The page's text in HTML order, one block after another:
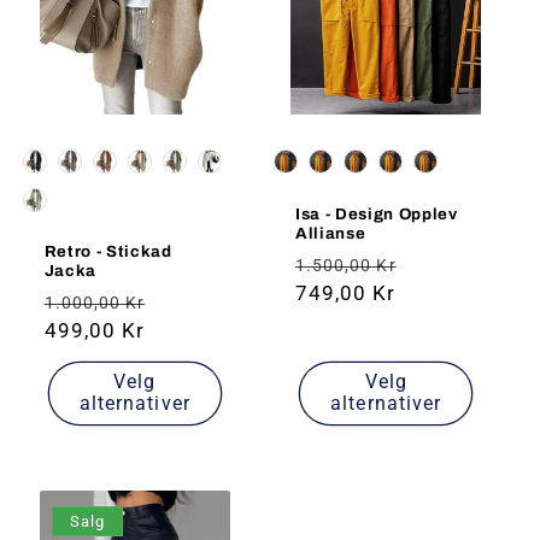
Farge
Retro - Stickad
Jacka
Vanlig
pris
1.000,00 Kr
499,00 Kr
Velg
alternativer
Farge
Isa - Design Opplev
Allianse
Vanlig
pris
1.500,00 Kr
749,00 Kr
Velg
alternativer
Salg